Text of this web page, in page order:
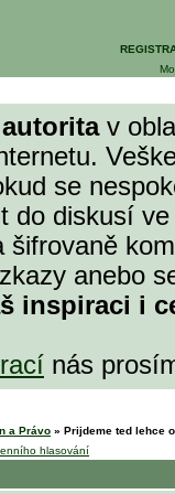
v
se
do diskusí
šifrovaně
anebo
inspiraci i
nás
a Právo » Prijdeme ted lehce
hlasování